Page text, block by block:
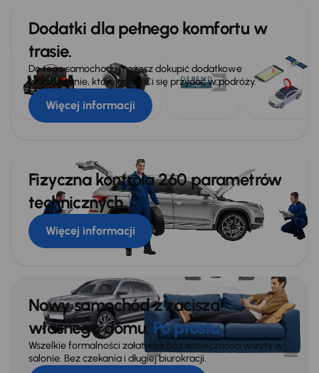
Dodatki dla pełnego komfortu w
trasie.
Do tego samochodu możesz dokupić dodatkowe
wyposażenie, które może Ci się przydać w podróży.
Więcej informacji
Fizyczna kontrola 260 parametrów
technicznych
Więcej informacji
Nowy samochód z zacisza
własnego domu. Po prostu.
Wszelkie formalności załatwisz bez konieczności wizyty w
salonie. Bez czekania i długiej biurokracji.